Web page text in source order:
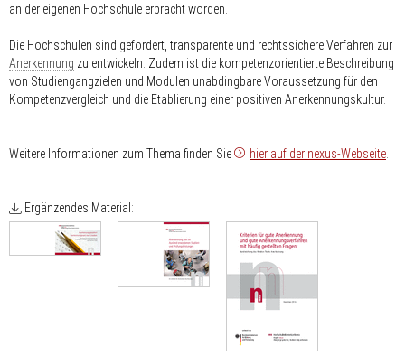
an der eigenen Hochschule erbracht worden.
Die Hochschulen sind gefordert, transparente und rechtssichere Verfahren zur
Anerkennung zu entwickeln. Zudem ist die kompetenzorientierte Beschreibung
von Studiengangzielen und Modulen unabdingbare Voraussetzung für den
Kompetenzvergleich und die Etablierung einer positiven Anerkennungskultur.
Weitere Informationen zum Thema finden Sie hier auf der nexus-Webseite
Ergänzendes Material: